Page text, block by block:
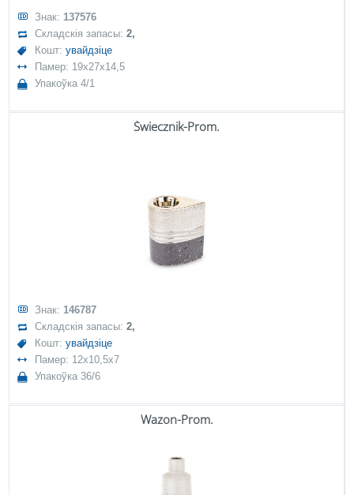
Знак: 137576
Складскія запасы:2,
Кошт:увайдзіце
Памер: 19x27x14,5
Упакоўка 4/1
Świecznik-Prom.
Знак: 146787
Складскія запасы:2,
Кошт:увайдзіце
Памер: 12x10,5x7
Упакоўка 36/6
Wazon-Prom.